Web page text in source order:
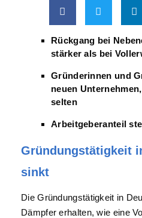
Rückgang bei
stärker als bei
Gründerinnen und
neuen
selten
Arbeitgeberanteil
Gründungstätigkeit
sinkt
Die Gründungstätigkeit in
Dämpfer erhalten, wie eine